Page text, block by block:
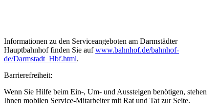
Informationen zu den Serviceangeboten am Darmstädter
Hauptbahnhof finden Sie aufwww.bahnhof.de/bahnhof-
de/Darmstadt_Hbf.html.
Barrierefreiheit:
Wenn Sie Hilfe beim Ein-, Um- und Aussteigen benötigen, stehen
Ihnen mobilen Service-Mitarbeiter mit Rat und Tat zur Seite.